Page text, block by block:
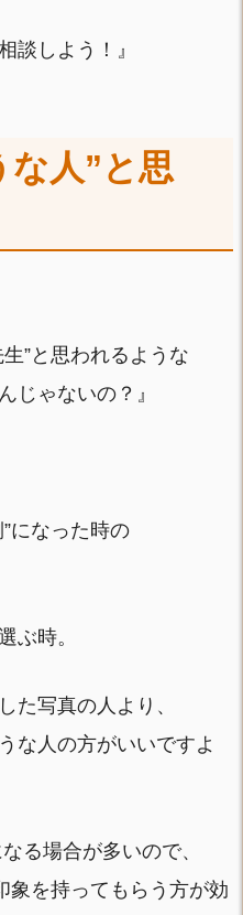
談しよう！』
人”と思
生”と思われるような
じゃないの？』
になった時の
ぶ時。
た写真の人より、
な人の方がいいですよ
る場合が多いので、
象を持ってもらう方が効